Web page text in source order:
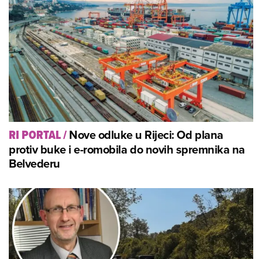
RI PORTAL/Nove odluke u Rijeci: Od plana
protiv buke i e-romobila do novih spremnika na
Belvederu